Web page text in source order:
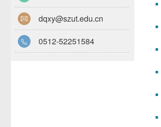
dqxy@szut.edu.cn
0512-52251584